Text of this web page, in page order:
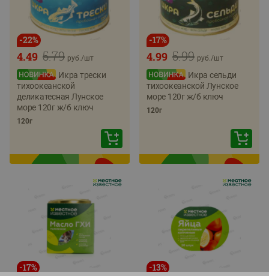
-22%
5.79
4.49 руб./шт
Икра трески
тихоокеанской
деликатесная Лунское
море 120г ж/б ключ
120г
-17%
5.99
4.99 руб./шт
Икра сельди
тихоокеанской Лунское
море 120г ж/б ключ
120г
-17% -13%